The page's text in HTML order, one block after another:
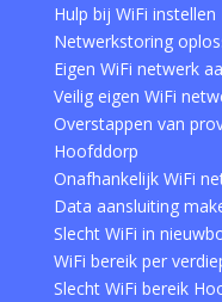
Hulp bij WiFi
Netwerkstoring
Eigen WiFi netwerk
Veilig eigen WiFi
Overstappen van
Hoofddorp
Onafhankelijk WiFi
Data aansluiting
Slecht WiFi in
WiFi bereik per
Slecht WiFi bereik